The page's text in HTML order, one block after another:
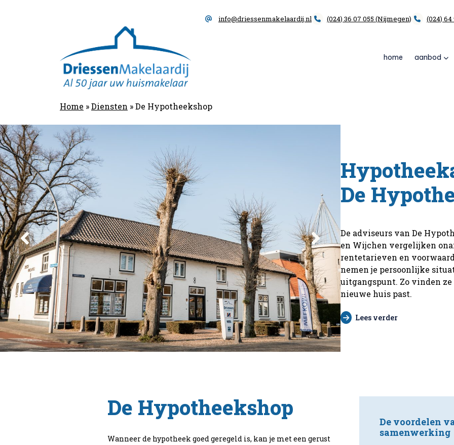
info@driessenmakelaardij.nl (024) 36 07 055 (Nijmegen) (024) 64
Makelaardij
home aanbod
De Hypotheekshop
Home »Diensten »De Hypotheekshop
De
De adviseurs van De
en Wijchen vergelijken
rentetarieven en
nemen je persoonlijke
uitgangspunt. Zo vinden
nieuwe huis past.
Lees verder
De Hypotheekshop
Wanneer de hypotheek goed geregeld is, kan je met een gerust
De voordelen
samenwerking